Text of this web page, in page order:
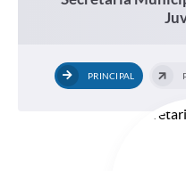
PRINCIPAL